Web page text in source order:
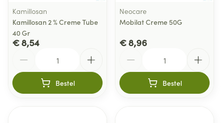
Kamillosan
Kamillosan 2 % Creme Tube
40 Gr
€ 8,54
Bestel
Neocare
Mobilat Creme 50G
€ 8,96
Bestel